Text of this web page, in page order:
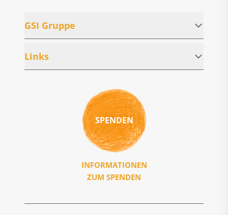
GSI Gruppe
Links
SPENDEN
INFORMATIONEN
ZUM SPENDEN